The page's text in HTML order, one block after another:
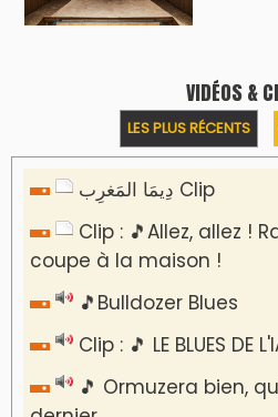
VIDÉOS &
LES PLUS RÉCENTS
دِيمَا المَغرِب Clip
Clip : 🎵Allez, allez !
coupe à la maison !
🎵Bulldozer Blues
Clip : 🎵 LE BLUES DE
🎵 Ormuzera bien,